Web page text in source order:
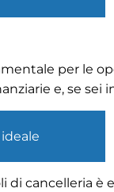
per le
e, se sei
di cancelleria